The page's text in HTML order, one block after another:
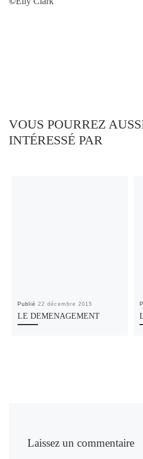
VOUS POURREZ
INTÉRESSÉ PAR
Publié22 décembre 2015
LE DEMENAGEMENT
Laissez un commentaire